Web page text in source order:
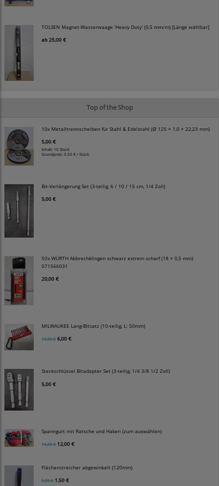
TOLSEN Magnet-Wasserwaage 'Heavy Duty' (0,5 mm/m) [Länge wählbar]
ab 25,00 €
Top of the Shop
10x Metalltrennscheiben für Stahl & Edelstahl (Ø 125 × 1,0 × 22,23 mm)
5,00 €
Inhalt: 10 Stück
Grundpreis:0,50 € / Stück
Bit-Verlängerung Set (3-teilig, 6 / 10 / 15 cm, 1/4 Zoll)
5,00 €
50x WÜRTH Abbrechklingen schwarz extrem scharf (18 × 0,5 mm)
071566031
20,00 €
MILWAUKEE Lang-Bitsatz (10-teilig, L: 50mm)
10,00 € 6,00 €
Steckschlüssel Bitadapter Set (3-teilig, 1/4 3/8 1/2 Zoll)
5,00 €
Spanngurt mit Ratsche und Haken (zum auswählen)
15,00 € 12,00 €
Flächenstreicher abgewinkelt (120mm)
5,00 € 1,50 €